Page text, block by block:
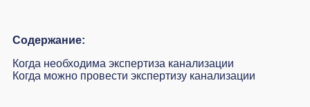
Содержание:
Когда необходима экспертиза канализации
Когда можно провести экспертизу канализации